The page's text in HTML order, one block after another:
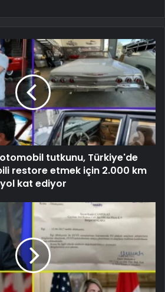
tutkunu, Türkiye'de
restore etmek için 2.000 km
yol kat ediyor